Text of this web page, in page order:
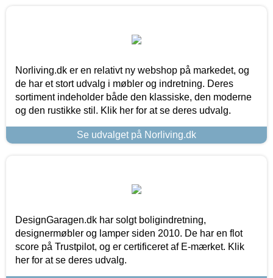
Norliving.dk er en relativt ny webshop på markedet, og
de har et stort udvalg i møbler og indretning. Deres
sortiment indeholder både den klassiske, den moderne
og den rustikke stil. Klik her for at se deres udvalg.
Se udvalget på Norliving.dk
DesignGaragen.dk har solgt boligindretning,
designermøbler og lamper siden 2010. De har en flot
score på Trustpilot, og er certificeret af E-mærket. Klik
her for at se deres udvalg.